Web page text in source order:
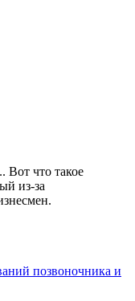
Вот что такое
из-за
позвоночника и